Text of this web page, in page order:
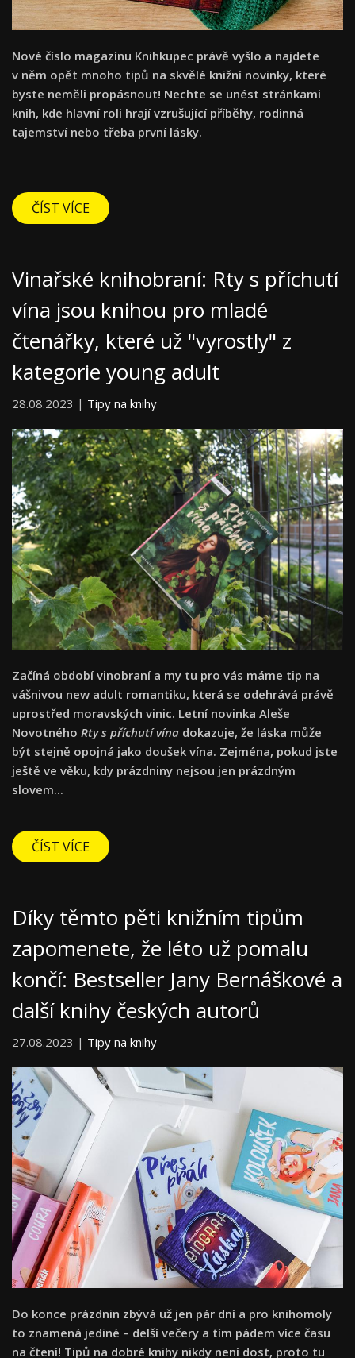
Nové číslo magazínu Knihkupec právě vyšlo a najdete
v něm opět mnoho tipů na skvělé knižní novinky, které
byste neměli propásnout! Nechte se unést stránkami
knih, kde hlavní roli hrají vzrušující příběhy, rodinná
tajemství nebo třeba první lásky.
ČÍST VÍCE
Vinařské knihobraní: Rty s příchutí
vína jsou knihou pro mladé
čtenářky, které už "vyrostly" z
kategorie young adult
28.08.2023 | Tipy na knihy
Začíná období vinobraní a my tu pro vás máme tip na
vášnivou new adult romantiku, která se odehrává právě
uprostřed moravských vinic. Letní novinka Aleše
Novotného Rty s příchutí vína dokazuje, že láska může
být stejně opojná jako doušek vína. Zejména, pokud jste
ještě ve věku, kdy prázdniny nejsou jen prázdným
slovem...
ČÍST VÍCE
Díky těmto pěti knižním tipům
zapomenete, že léto už pomalu
končí: Bestseller Jany Bernáškové a
další knihy českých autorů
27.08.2023 | Tipy na knihy
Do konce prázdnin zbývá už jen pár dní a pro knihomoly
to znamená jediné – delší večery a tím pádem více času
na čtení! Tipů na dobré knihy nikdy není dost, proto tu